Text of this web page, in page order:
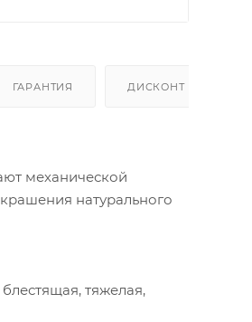
ГАРАНТИЯ ДИСКОНТ
механической
натурального
тяжелая,